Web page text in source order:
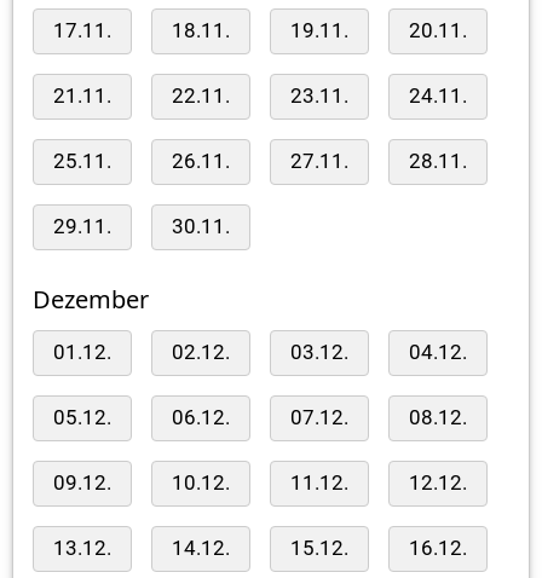
17.11. 18.11. 19.11. 20.11.
21.11. 22.11. 23.11. 24.11.
25.11. 26.11. 27.11. 28.11.
29.11. 30.11.
Dezember
01.12. 02.12. 03.12. 04.12.
05.12. 06.12. 07.12. 08.12.
09.12. 10.12. 11.12. 12.12.
13.12. 14.12. 15.12. 16.12.